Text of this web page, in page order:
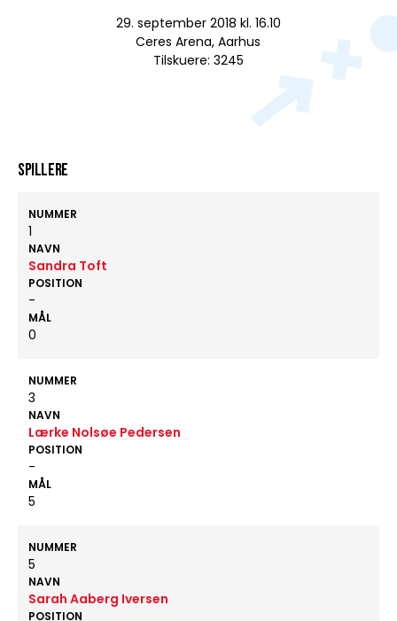
29. september 2018 kl. 16.10
Ceres Arena, Aarhus
Tilskuere: 3245
Spillere
NUMMER
1
NAVN
Sandra Toft
POSITION
-
MÅL
0
NUMMER
3
NAVN
Lærke Nolsøe Pedersen
POSITION
-
MÅL
5
NUMMER
5
NAVN
Sarah Aaberg Iversen
POSITION